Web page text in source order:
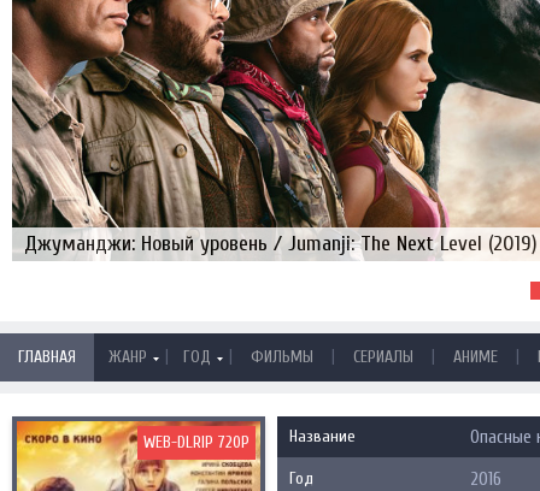
Джуманджи: Новый уровень / Jumanji: The Next Level (2019)
ГЛАВНАЯ ЖАНР | ГОД | ФИЛЬМЫ | СЕРИАЛЫ | АНИМЕ |
WEB-DLRIP 720P Название Опасные
Год 2016